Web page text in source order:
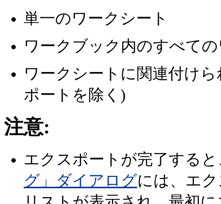
単一のワークシート
ワークブック内のすべて
ワークシートに関連付けら
ポートを除く)
注意:
エクスポートが完了すると
グ」ダイアログには、エ